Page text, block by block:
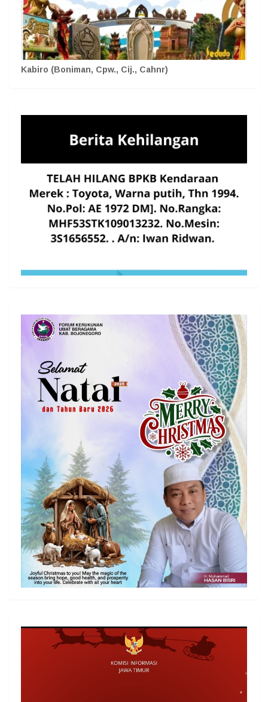
Kabiro (Boniman, Cpw., Cij., Cahnr)